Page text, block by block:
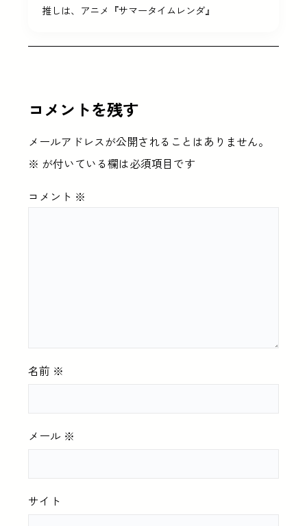
推しは、アニメ『サマータイムレンダ』
コメントを残す
メールアドレスが公開されることはありません。
※ が付いている欄は必須項目です
コメント ※
名前 ※
メール ※
サイト